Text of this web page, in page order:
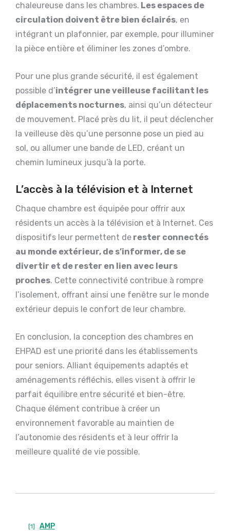
chaleureuse dans les chambres. Les espaces de
circulation doivent être bien éclairés, en
intégrant un plafonnier, par exemple, pour illuminer
la pièce entière et éliminer les zones d’ombre.
Pour une plus grande sécurité, il est également
possible d’intégrer une veilleuse facilitant les
déplacements nocturnes, ainsi qu’un détecteur
de mouvement. Placé près du lit, il peut déclencher
la veilleuse dès qu’une personne pose un pied au
sol, ou allumer une bande de LED, créant un
chemin lumineux jusqu’à la porte.
L’accès à la télévision et à Internet
Chaque chambre est équipée pour offrir aux
résidents un accès à la télévision et à Internet. Ces
dispositifs leur permettent de rester connectés
au monde extérieur, de s’informer, de se
divertir et de rester en lien avec leurs
proches. Cette connectivité contribue à rompre
l’isolement, offrant ainsi une fenêtre sur le monde
extérieur depuis le confort de leur chambre.
En conclusion, la conception des chambres en
EHPAD est une priorité dans les établissements
pour seniors. Alliant équipements adaptés et
aménagements réfléchis, elles visent à offrir le
parfait équilibre entre sécurité et bien-être.
Chaque élément contribue à créer un
environnement favorable au maintien de
l’autonomie des résidents et à leur offrir la
meilleure qualité de vie possible.
[1] AMP